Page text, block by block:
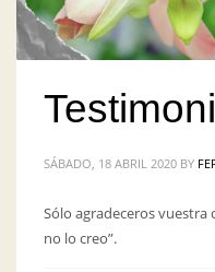
SÁBADO, 18 ABRIL 2020 BY
Sólo agradeceros vuestra
no lo creo”.